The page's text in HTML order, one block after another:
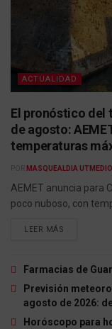
ACTUALIDAD
El pronóstico del
de agosto:
temperaturas
POR MASQUEALDIA
AEMET anuncia para
poco nuboso, con
LEER MÁS
Farmacias de
Previsión
agosto de 2026:
Horóscopo para